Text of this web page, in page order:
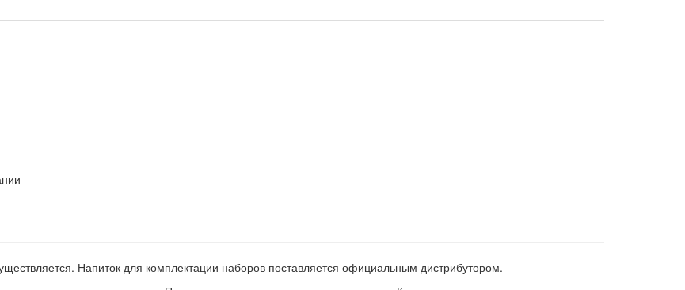
Напиток для комплектации наборов поставляется официальным дистрибутором.